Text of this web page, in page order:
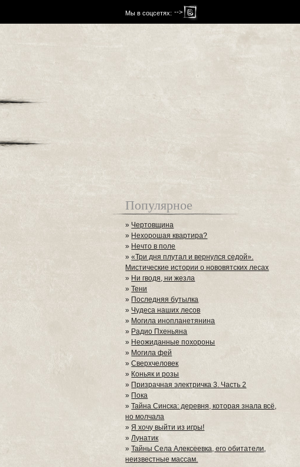
Мы в соцсетях: -->
Популярное
» Чертовщина
» Нехорошая квартира?
» Нечто в поле
»«Три дня плутал и вернулся седой».
Мистические истории о нововятских лесах
» Ни гводя, ни жезла
»Тени
» Последняя бутылка
» Чудеса наших лесов
» Могила инопланетянина
» Радио Пхеньяна
» Неожиданные похороны
» Могила фей
»Сверхчеловек
» Коньяк и розы
» Призрачная электричка 3. Часть 2
» Пока
»Тайна Синска: деревня, которая знала всё,
но молчала
»Я хочу выйти из игры!
»Лунатик
»Тайны Села Алексеевка, его обитатели,
неизвестные массам.